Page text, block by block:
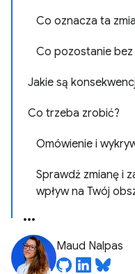
Co oznacza ta
Co pozostanie bez
Jakie są
Co trzeba zrobić?
Omówienie i
Sprawdź zmianę i
wpływ na Twój
Maud Nalpas